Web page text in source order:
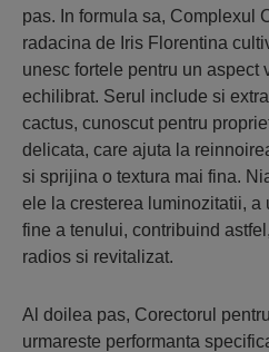
pas. In formula sa, Complexul
radacina de Iris Florentina
unesc fortele pentru un aspect
echilibrat. Serul include si
cactus, cunoscut pentru
delicata, care ajuta la
si sprijina o textura mai fina.
ele la cresterea luminozitatii, a
fine a tenului, contribuind
radios si revitalizat.
Al doilea pas, Corectorul
urmareste performanta